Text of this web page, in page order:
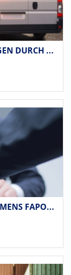
DURCH ...
FAPO...